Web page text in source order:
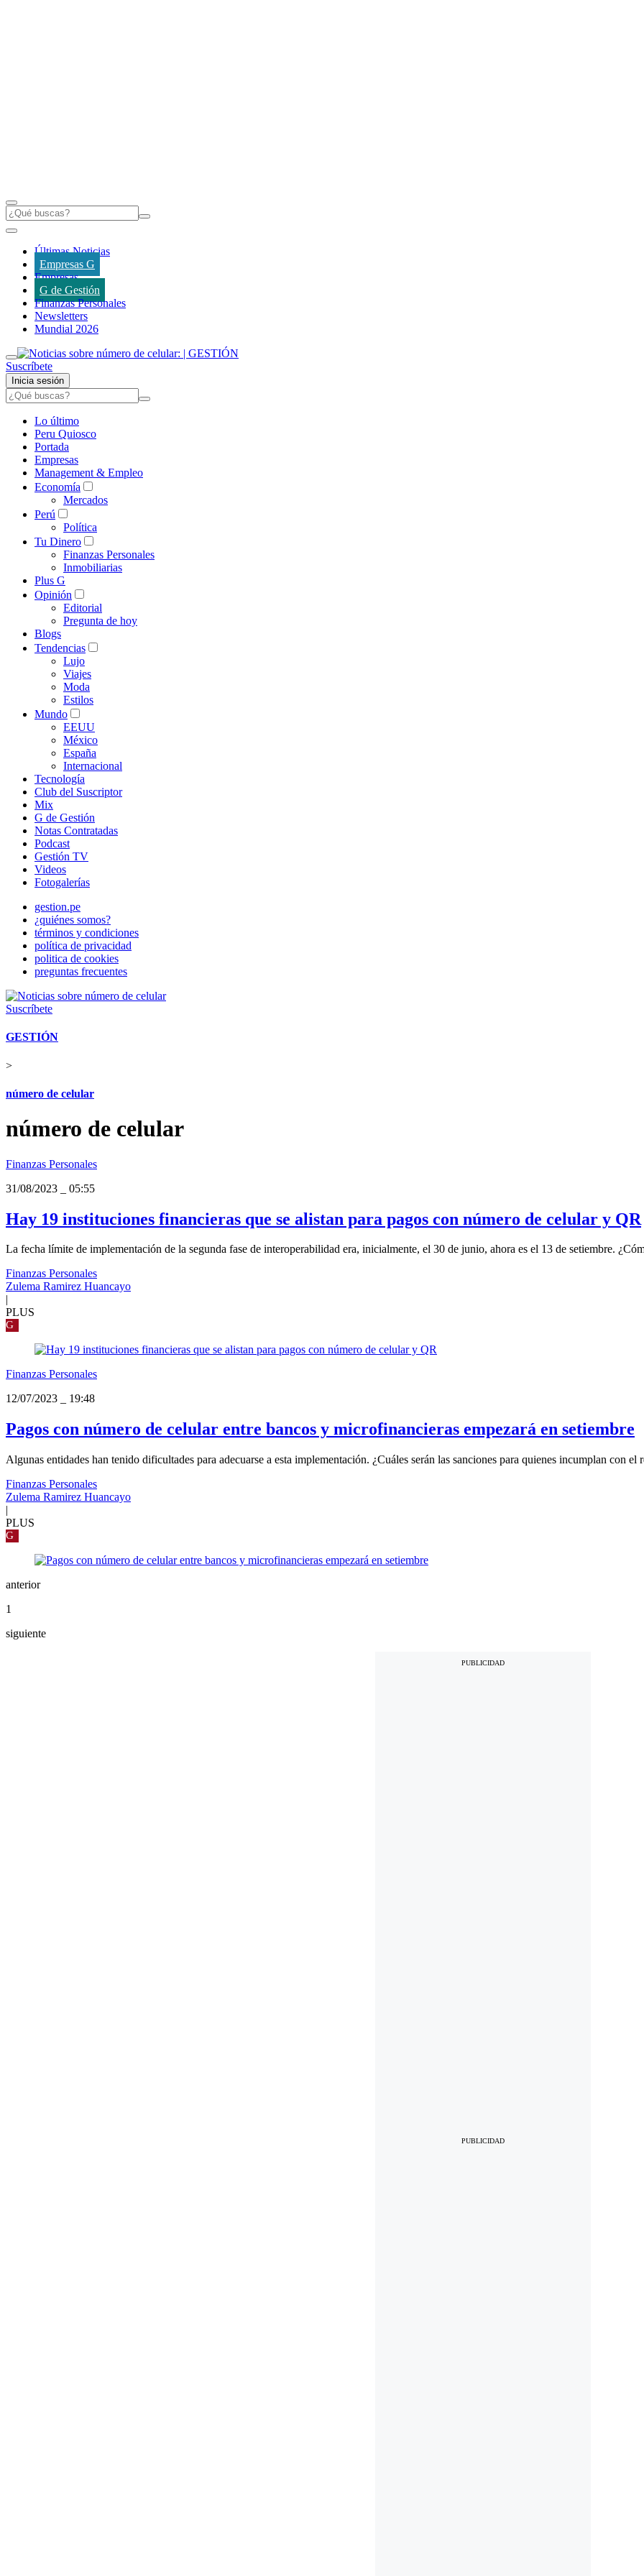
Últimas Noticias
Empresas G
Empresas
G de Gestión
Finanzas Personales
Newsletters
Mundial 2026
Suscríbete
Inicia sesión
Lo último
Peru Quiosco
Portada
Empresas
Management & Empleo
Economía
Mercados
Perú
Política
Tu Dinero
Finanzas Personales
Inmobiliarias
Plus G
Opinión
Editorial
Pregunta de hoy
Blogs
Tendencias
Lujo
Viajes
Moda
Estilos
Mundo
EEUU
México
España
Internacional
Tecnología
Club del Suscriptor
Mix
G de Gestión
Notas Contratadas
Podcast
Gestión TV
Videos
Fotogalerías
gestion.pe
¿quiénes somos?
términos y condiciones
política de privacidad
politica de cookies
preguntas frecuentes
Suscríbete
GESTIÓN
>
número de celular
número de celular
Finanzas Personales
31/08/2023
05:55
Hay 19 instituciones financieras que se alistan para pagos con número de celular y QR
La fecha límite de implementación de la segunda fase de interoperabilidad era, inicialmente, el 30 de junio, ahora es el 13 de setiembre.
Finanzas Personales
Zulema Ramirez Huancayo
PLUS
G
Finanzas Personales
12/07/2023
19:48
Pagos con número de celular entre bancos y microfinancieras empezará en setiembre
Algunas entidades han tenido dificultades para adecuarse a esta implementación. ¿Cuáles serán las sanciones para quienes incumplan con el
Finanzas Personales
Zulema Ramirez Huancayo
|
PLUS
G
anterior
1
siguiente